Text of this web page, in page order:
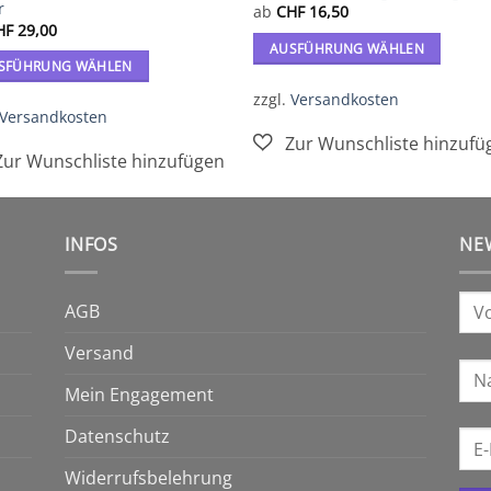
29,00
WÄHLEN
Versandkosten
abCHF16,50
AUSFÜHRUNG WÄHLEN
Produkt
mehrere
auf.
zzgl.Versandkosten
INFOS
AGB
Versand
Mein Engagement
Datenschutz
Widerrufsbelehrung